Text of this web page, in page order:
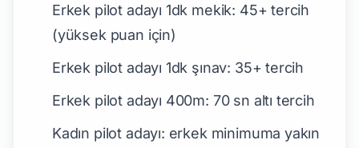
Erkek pilot adayı 1dk mekik: 45+ tercih
(yüksek puan için)
Erkek pilot adayı 1dk şınav: 35+ tercih
Erkek pilot adayı 400m: 70 sn altı tercih
Kadın pilot adayı: erkek minimuma yakın